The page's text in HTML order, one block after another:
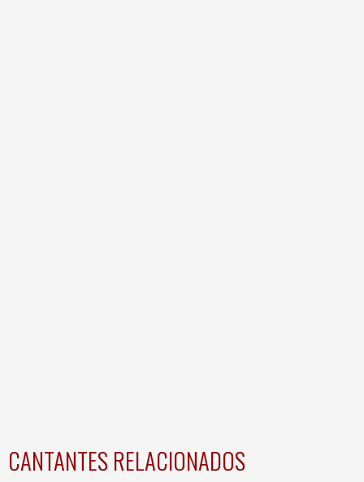
CANTANTES RELACIONADOS